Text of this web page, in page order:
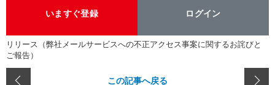
いますぐ登録 ログイン
リリース（弊社メールサービスへの不正アクセス事案に関するお詫びと
ご報告）
この記事へ戻る